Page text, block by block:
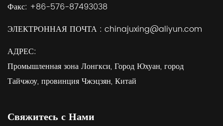
Факс: +86-576-87493038
ЭЛЕКТРОННАЯ ПОЧТА : chinajuxing@aliyun.com
АДРЕС:
Промышленная зона Лонгкси, Город Юхуан, город
Тайчжоу, провинция Чжэцзян, Китай
Свяжитесь с Нами